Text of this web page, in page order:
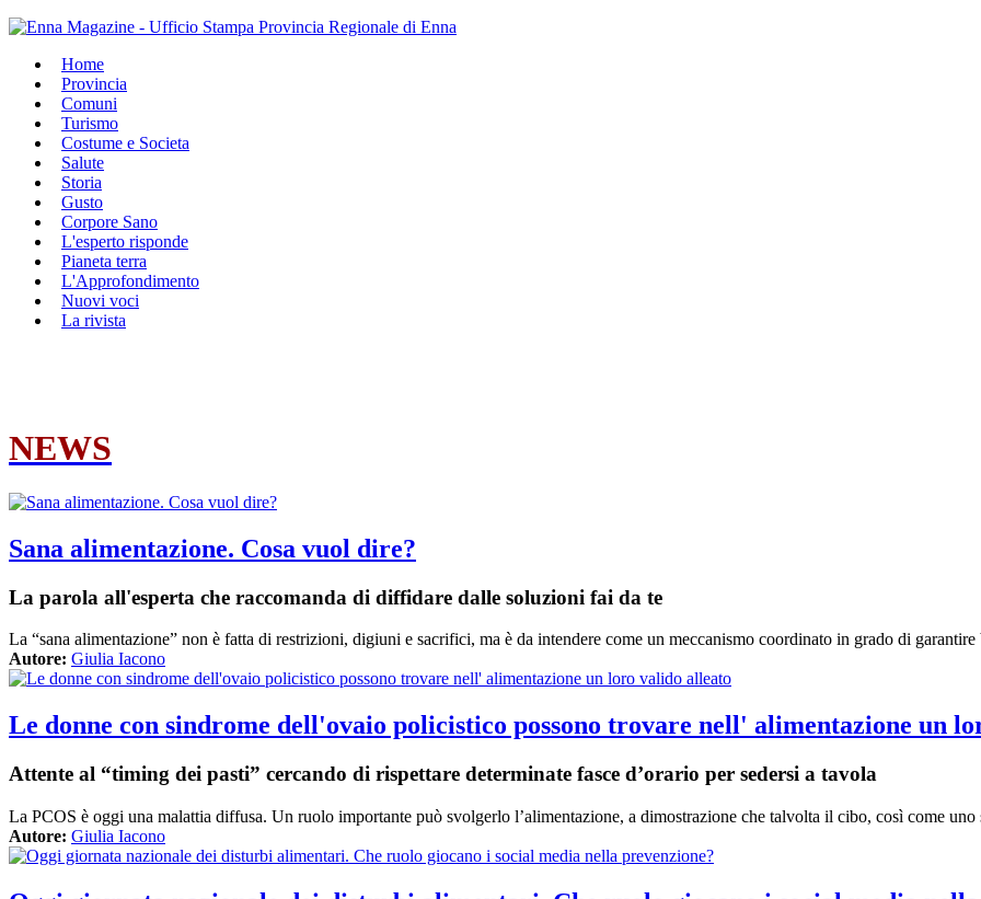
Home
Provincia
Comuni
Turismo
Costume e Societa
Salute
Storia
Gusto
Corpore Sano
L'esperto risponde
Pianeta terra
L'Approfondimento
Nuovi voci
La rivista
NEWS
Sana alimentazione. Cosa vuol dire?
La parola all'esperta che raccomanda di diffidare dalle soluzioni fai da te
La “sana alimentazione” non è fatta di restrizioni, digiuni e sacrifici, ma è da intendere come un meccanismo coordinato in grado di garantire
Autore: Giulia Iacono
Le donne con sindrome dell'ovaio policistico possono trovare nell' alimentazione un
Attente al “timing dei pasti” cercando di rispettare determinate fasce d’orario per sedersi a tavola
La PCOS è oggi una malattia diffusa. Un ruolo importante può svolgerlo l’alimentazione, a dimostrazione che talvolta il cibo, così come
Autore: Giulia Iacono